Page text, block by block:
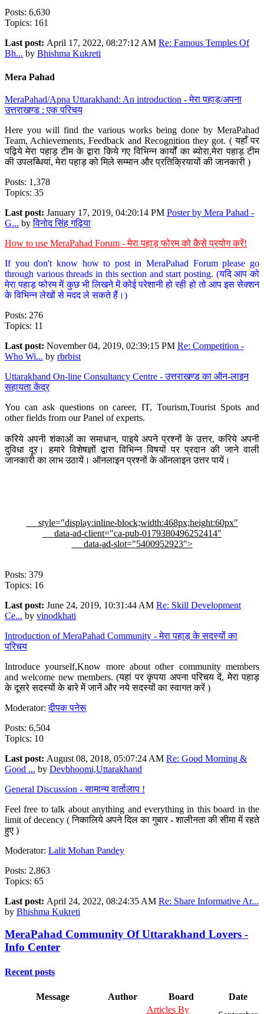
Posts: 6,630
Topics: 161
Last post: April 17, 2022, 08:27:12 AM Re: Famous Temples Of
Bh... by Bhishma Kukreti
Mera Pahad
MeraPahad/Apna Uttarakhand: An introduction - मेरा पहाड़/अपना
उत्तराखण्ड : एक परिचय
Here you will find the various works being done by MeraPahad
Team, Achievements, Feedback and Recognition they got. ( यहाँ पर
पढ़िये मेरा पहाड़ टीम के द्वारा किये गए विभिन्न कार्यों का ब्योरा,मेरा पहाड़ टीम
की उपलब्धियां, मेरा पहाड़ को मिले सम्मान और प्रतिक्रियायों की जानकारी )
Posts: 1,378
Topics: 35
Last post: January 17, 2019, 04:20:14 PM Poster by Mera Pahad -
G... byविनोद सिंह गढ़िया
How to use MeraPahad Forum - मेरा पहाड़ फोरम को कैसे प्रयोग करें!
If you don't know how to post in MeraPahad Forum please go
through various threads in this section and start posting. (यदि आप को
मेरा पहाड़ फोरम में कुछ भी लिखने में कोई परेशानी हो रही हो तो आप इस सेक्शन
के विभिन्न लेखों से मदद ले सकते हैं।)
Posts: 276
Topics: 11
Last post: November 04, 2019, 02:39:15 PM Re: Competition -
Who Wi... by rbrbist
Uttarakhand On-line Consultancy Centre - उत्तराखण्ड का ऑन-लाइन
सहायता केंद्र
You can ask questions on career, IT, Tourism,Tourist Spots and
other fields from our Panel of experts.
करिये अपनी शंकाओं का समाधान, पाइये अपने प्रश्नों के उत्तर, करिये अपनी
दुविधा दूर। हमारे विशेषज्ञों द्वारा विभिन्न विषयों पर प्रदान की जाने वाली
जानकारी का लाभ उठायें। ऑनलाइन प्रश्नों के ऑनलाइन उत्तर पायें।
style="display:inline-block;width:468px;height:60px"
data-ad-client="ca-pub-0179380496252414"
data-ad-slot="5400952923">
Posts: 379
Topics: 16
Last post: June 24, 2019, 10:31:44 AM Re: Skill Development
Ce... by vinodkhati
Introduction of MeraPahad Community - मेरा पहाड़ के सदस्यों का
परिचय
Introduce yourself,Know more about other community members
and welcome new members. (यहां पर कृपया अपना परिचय दें, मेरा पहाड़
के दूसरे सदस्यों के बारे में जानें और नये सदस्यों का स्वागत करें )
Moderator:दीपक पनेरू
Posts: 6,504
Topics: 10
Last post: August 08, 2018, 05:07:24 AM Re: Good Morning &
Good ... by Devbhoomi,Uttarakhand
General Discussion - सामान्य वार्तालाप !
Feel free to talk about anything and everything in this board in the
limit of decency ( निकालिये अपने दिल का गुबार - शालीनता की सीमा में रहते
हुए )
Moderator: Lalit Mohan Pandey
Posts: 2,863
Topics: 65
Last post: April 24, 2022, 08:24:35 AM Re: Share Informative Ar...
by Bhishma Kukreti
MeraPahad Community Of Uttarakhand Lovers -
Info Center
Recent posts
Message Author Board Date
Articles By